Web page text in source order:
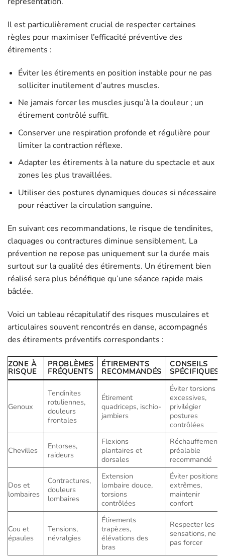
Il est particulièrement crucial de respecter certaines
règles pour maximiser l’efficacité préventive des
étirements :
Éviter les étirements en position instable pour ne pas
solliciter inutilement d’autres muscles.
Ne jamais forcer les muscles jusqu’à la douleur ; un
étirement contrôlé suffit.
Conserver une respiration profonde et régulière pour
limiter la contraction réflexe.
Adapter les étirements à la nature du spectacle et aux
zones les plus travaillées.
Utiliser des postures dynamiques douces si nécessaire
pour réactiver la circulation sanguine.
En suivant ces recommandations, le risque de tendinites,
claquages ou contractures diminue sensiblement. La
prévention ne repose pas uniquement sur la durée mais
surtout sur la qualité des étirements. Un étirement bien
réalisé sera plus bénéfique qu’une séance rapide mais
bâclée.
Voici un tableau récapitulatif des risques musculaires et
articulaires souvent rencontrés en danse, accompagnés
des étirements préventifs correspondants :
ZONE À
RISQUE
PROBLÈMES
FRÉQUENTS
ÉTIREMENTS
RECOMMANDÉS
CONSEILS
SPÉCIFIQUES
Genoux
Tendinites
rotuliennes,
douleurs
frontales
Étirement
quadriceps, ischio-
jambiers
Éviter torsions
excessives,
privilégier
postures
contrôlées
Chevilles
Entorses,
raideurs
Flexions
plantaires et
dorsales
Réchauffement
préalable
recommandé
Dos et
lombaires
Contractures,
douleurs
lombaires
Extension
lombaire douce,
torsions
contrôlées
Éviter positions
extrêmes,
maintenir
confort
Cou et
épaules
Tensions,
névralgies
Étirements
trapèzes,
élévations des
bras
Respecter les
sensations, ne
pas forcer